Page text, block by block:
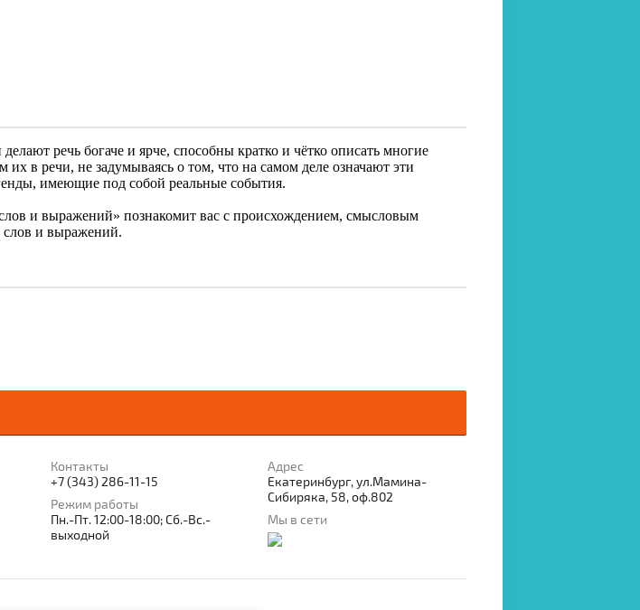
речь богаче и ярче, способны кратко и чётко описать многие
в речи, не задумываясь о том, что на самом деле означают эти
имеющие под собой реальные события.
и выражений» познакомит вас с происхождением, смысловым
слов и выражений.
Контакты
+7 (343) 286-11-15
Режим работы
Пн.-Пт. 12:00-18:00; Сб.-Вс.-
выходной
Адрес
Екатеринбург, ул.Мамина-
Сибиряка, 58, оф.802
Мы в сети